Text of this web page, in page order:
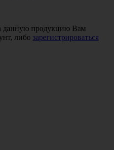
данную продукцию Вам
либо зарегистрироваться